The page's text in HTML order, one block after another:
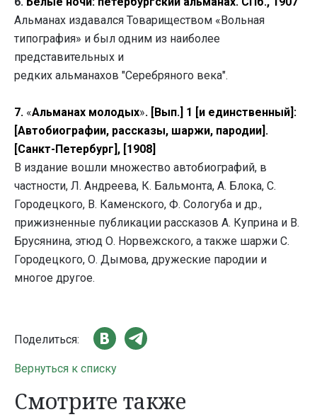
Альманах издавался Товариществом «Вольная
типография» и был одним из наиболее
представительных и
редких альманахов "Серебряного века".
7. «Альманах молодых». [Вып.] 1 [и единственный]:
[Автобиографии, рассказы, шаржи, пародии].
[Санкт-Петербург], [1908]
В издание вошли множество автобиографий, в
частности, Л. Андреева, К. Бальмонта, А. Блока, С.
Городецкого, В. Каменского, Ф. Сологуба и др.,
прижизненные публикации рассказов А. Куприна и В.
Брусянина, этюд О. Норвежского, а также шаржи С.
Городецкого, О. Дымова, дружеские пародии и
многое другое.
Поделиться:
Вернуться к списку
Смотрите также